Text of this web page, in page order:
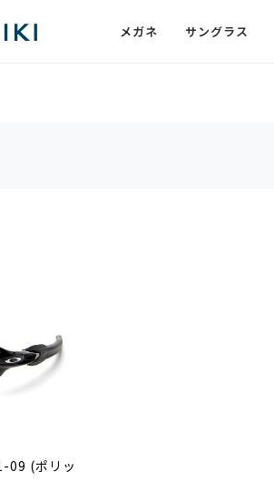
メガネ サングラス
09 (ポリッ